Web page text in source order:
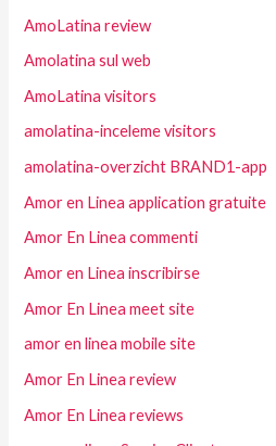
AmoLatina review
Amolatina sul web
AmoLatina visitors
amolatina-inceleme visitors
amolatina-overzicht BRAND1-app
Amor en Linea application gratuite
Amor En Linea commenti
Amor en Linea inscribirse
Amor En Linea meet site
amor en linea mobile site
Amor En Linea review
Amor En Linea reviews